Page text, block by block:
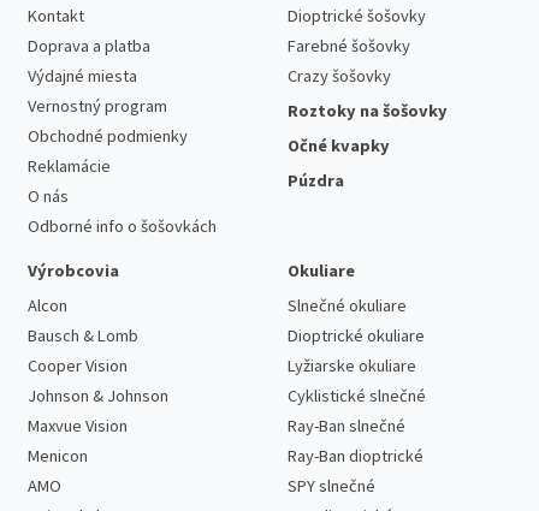
Kontakt
Doprava a platba
Výdajné miesta
Vernostný program
Obchodné podmienky
Reklamácie
O nás
Odborné info o šošovkách
Dioptrické šošovky
Farebné šošovky
Crazy šošovky
Roztoky na šošovky
Očné kvapky
Púzdra
Výrobcovia
Alcon
Bausch & Lomb
Cooper Vision
Johnson & Johnson
Maxvue Vision
Menicon
AMO
Okuliare
Slnečné okuliare
Dioptrické okuliare
Lyžiarske okuliare
Cyklistické slnečné
Ray-Ban slnečné
Ray-Ban dioptrické
SPY slnečné